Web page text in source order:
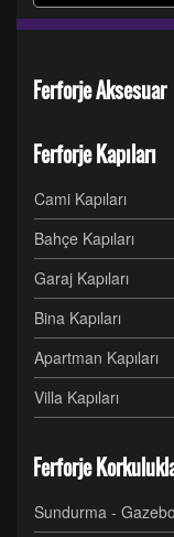
Ferforje Aksesuar
Ferforje Kapıları
Cami Kapıları
Bahçe Kapıları
Garaj Kapıları
Bina Kapıları
Apartman Kapıları
Villa Kapıları
Ferforje
Sundurma -